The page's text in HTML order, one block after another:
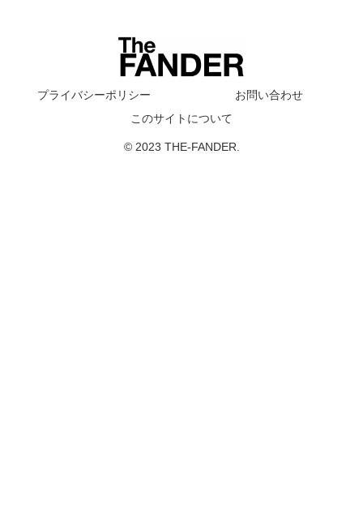
プライバシーポリシー
お問い合わせ
このサイトについて
© 2023 THE-FANDER.